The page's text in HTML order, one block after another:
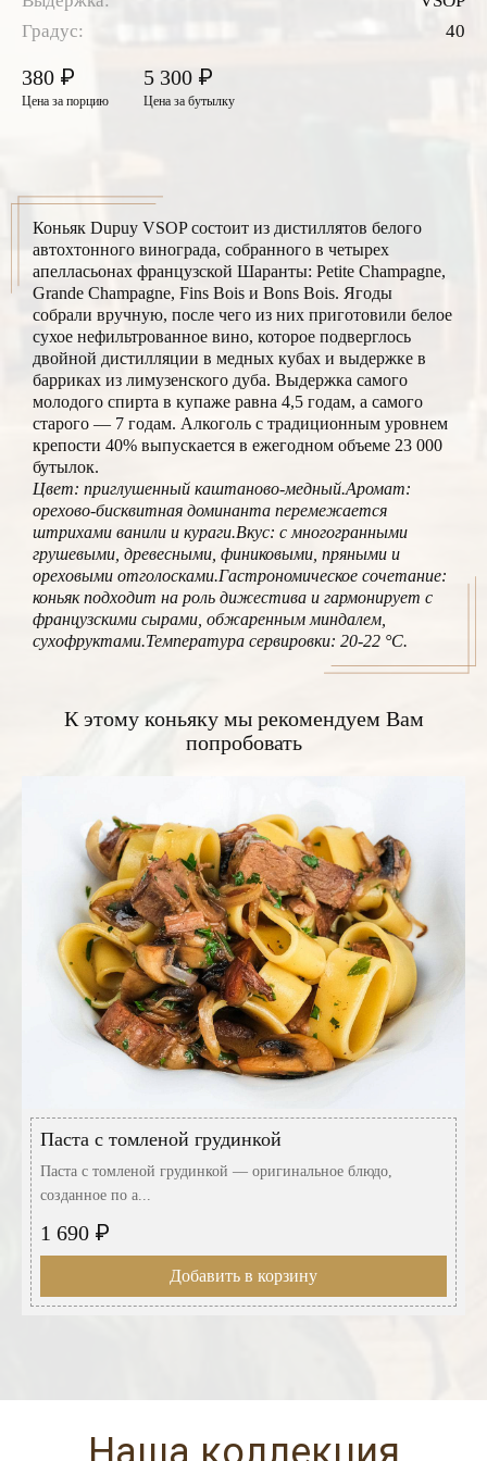
Градус:
40
380 ₽
Цена за порцию
5 300 ₽
Цена за бутылку
Коньяк Dupuy VSOP состоит из дистиллятов белого
автохтонного винограда, собранного в четырех
апелласьонах французской Шаранты: Petite Champagne,
Grande Champagne, Fins Bois и Bons Bois. Ягоды
собрали вручную, после чего из них приготовили белое
сухое нефильтрованное вино, которое подверглось
двойной дистилляции в медных кубах и выдержке в
барриках из лимузенского дуба. Выдержка самого
молодого спирта в купаже равна 4,5 годам, а самого
старого — 7 годам. Алкоголь с традиционным уровнем
крепости 40% выпускается в ежегодном объеме 23 000
бутылок.
Цвет: приглушенный каштаново-медный.Аромат:
орехово-бисквитная доминанта перемежается
штрихами ванили и кураги.Вкус: с многогранными
грушевыми, древесными, финиковыми, пряными и
ореховыми отголосками.Гастрономическое сочетание:
коньяк подходит на роль дижестива и гармонирует с
французскими сырами, обжаренным миндалем,
сухофруктами.Температура сервировки: 20-22 °C.
К этому коньяку мы рекомендуем Вам
попробовать
Паста с томленой грудинкой
Паста с томленой грудинкой — оригинальное блюдо,
созданное по а...
1 690 ₽
Добавить в корзину